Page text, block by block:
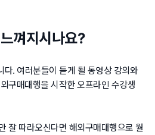
껴지시나요?
다. 여러분들이 듣게 될 동영상 강의와
구매대행을 시작한 오프라인 수강생
잘 따라오신다면 해외구매대행으로 월